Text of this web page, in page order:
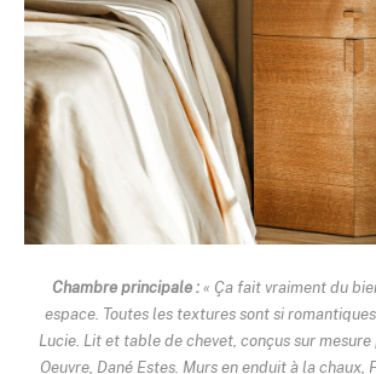
Chambre principale :« Ça fait vraiment du
espace. Toutes les textures sont si
Lucie. Lit et table de chevet, conçus sur
Oeuvre, Dané Estes. Murs en enduit à la chaux,